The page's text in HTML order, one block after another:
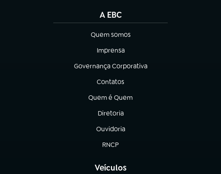
A EBC
Quem somos
(abre em nova aba)
Imprensa
(abre em nova aba)
Governança Corporativa
(abre em nova aba)
Contatos
(abre em nova aba)
Quem é Quem
(abre em nova aba)
Diretoria
(abre em nova aba)
Ouvidoria
(abre em nova aba)
RNCP
(abre em nova aba)
Veículos